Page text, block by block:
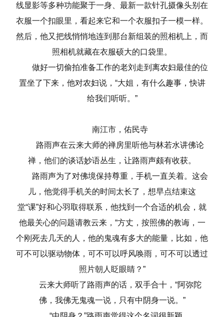
线显影等多种功能聚于一身、最新一款针孔摄像头别在
衣服一个扣眼里，看起来它和一个衣服扣子一模一样。
然后，他又把线悄悄地连到那台新组装的照相机上，而
照相机就藏在衣服硕大的口袋里。
做好一切偷拍准备工作的老刘走到离农妇最佳的位
置坐了下来，他对农妇说，“大姐，有什么趣事，快讲
给我们听听。”
南江市，佑民寺
路雨声在云来大师的禅房里听他与林若水讲佛论
禅，他们的谈话妙语丛生，让路雨声颇有收获。
路雨声为了对佛境保持尊重，手机一直关着。这会
儿，他觉得手机关的时间太长了，想早点结束这
堂“课”好和心羽取得联系，他找到一个合适的机会，就
他最关心的问题请教云来，“方丈，按照佛的教诲，一
个刚死去几天的人，他的鬼魂有多大的能量，比如，他
可不可以驱动物体，可不可以呼风唤雨，可不可以透过
照片朝人眨眼睛？”
云来大师听了路雨声的话，双手合十，“阿弥陀
佛，我佛无鬼魂一说，只有中阴身一说。”